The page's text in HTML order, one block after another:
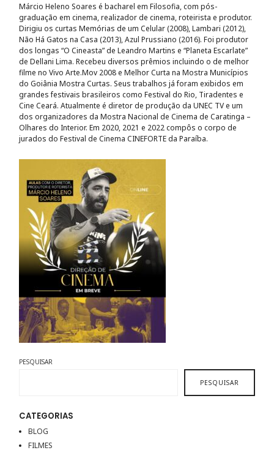
Márcio Heleno Soares é bacharel em Filosofia, com pós-
graduação em cinema, realizador de cinema, roteirista e produtor.
Dirigiu os curtas Memórias de um Celular (2008), Lambari (2012),
Não Há Gatos na Casa (2013), Azul Prussiano (2016). Foi produtor
dos longas “O Cineasta” de Leandro Martins e “Planeta Escarlate”
de Dellani Lima. Recebeu diversos prêmios incluindo o de melhor
filme no Vivo Arte.Mov 2008 e Melhor Curta na Mostra Municípios
do Goiânia Mostra Curtas. Seus trabalhos já foram exibidos em
grandes festivais brasileiros como Festival do Rio, Tiradentes e
Cine Ceará. Atualmente é diretor de produção da UNEC TV e um
dos organizadores da Mostra Nacional de Cinema de Caratinga –
Olhares do Interior. Em 2020, 2021 e 2022 compôs o corpo de
jurados do Festival de Cinema CINEFORTE da Paraíba.
PESQUISAR
PESQUISAR
CATEGORIAS
BLOG
FILMES